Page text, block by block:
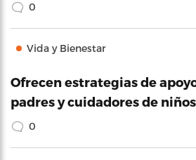
0
Vida y Bienestar
Ofrecen estrategias de
padres y cuidadores de
0